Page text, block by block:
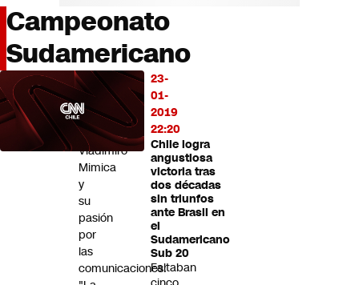
País
Mundo
Negocios
Deportes
Programas completos
Cultura
Servicios
CNN tiempo
Campeonato
Sudamericano
23-
01-
2019
22:20
Chile logra
angustiosa
victoria tras
dos décadas
sin triunfos
ante Brasil en
el
Sudamericano
Sub 20
Faltaban
LO
MÁS
LEÍDO
Vladimiro
Mimica
y
su
pasión
por
las
comunicaciones: